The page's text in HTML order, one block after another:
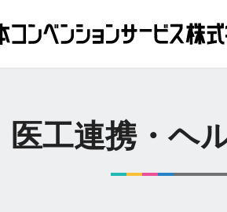
医工連携・ヘ